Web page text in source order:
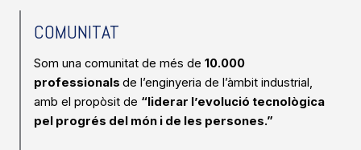
COMUNITAT
Som una comunitat de més de 10.000
professionals de l’enginyeria de l’àmbit industrial,
amb el propòsit de “liderar l’evolució tecnològica
pel progrés del món i de les persones.”